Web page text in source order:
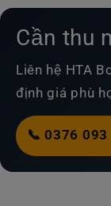
Cần thu
Liên hệ HTA
định giá phù
📞 0376 093